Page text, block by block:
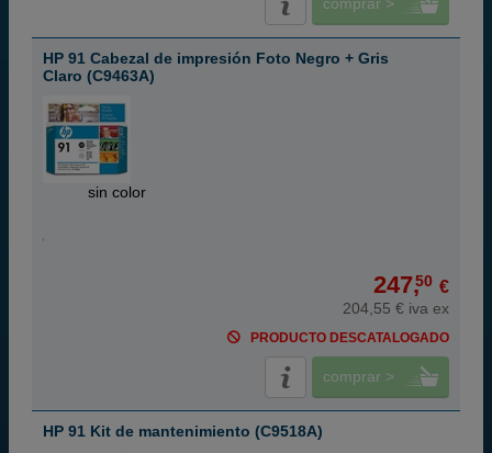
HP 91 Cabezal de impresión Foto Negro + Gris
Claro (C9463A)
sin color
247,50 €
204,55 € iva ex
PRODUCTO DESCATALOGADO
comprar >
HP 91 Kit de mantenimiento (C9518A)